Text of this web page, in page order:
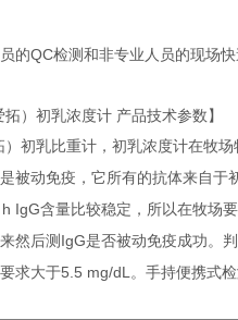
的QC检测和非专业人员的现场
拓）初乳浓度计 产品技术参数】
）初乳比重计，初乳浓度计在牧
被动免疫，它所有的抗体来自
IgG含量比较稳定，所以在牧场
然后测 IgG是否被动免疫成功。
求大于5.5 mg/dL 。手持便携式